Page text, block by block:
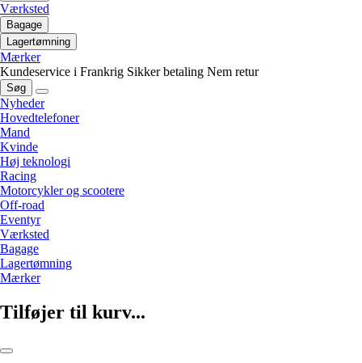
Værksted
Bagage
Lagertømning
Mærker
Kundeservice i Frankrig Sikker betaling Nem retur
Søg
Nyheder
Hovedtelefoner
Mand
Kvinde
Høj teknologi
Racing
Motorcykler og scootere
Off-road
Eventyr
Værksted
Bagage
Lagertømning
Mærker
Tilføjer til kurv...